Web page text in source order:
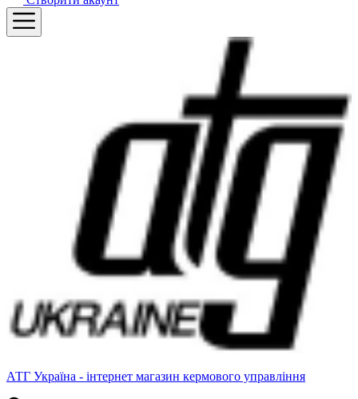
АТГ Україна - інтернет магазин кермового управління